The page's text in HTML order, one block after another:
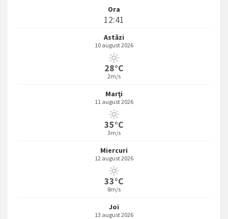
Ora
12:41
Astăzi
10 august 2026
28°C
2m/s
Marţi
11 august 2026
35°C
3m/s
Miercuri
12 august 2026
33°C
8m/s
Joi
13 august 2026